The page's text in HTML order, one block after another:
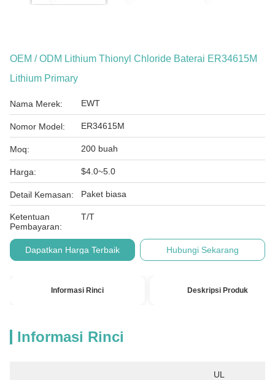
OEM / ODM Lithium Thionyl Chloride Baterai ER34615M
Lithium Primary
Nama Merek: EWT
Nomor Model: ER34615M
Moq: 200 buah
Harga: $4.0~5.0
Detail Kemasan: Paket biasa
Ketentuan
Pembayaran:
T/T
Dapatkan Harga Terbaik Hubungi Sekarang
Informasi Rinci Deskripsi Produk
Informasi Rinci
UL